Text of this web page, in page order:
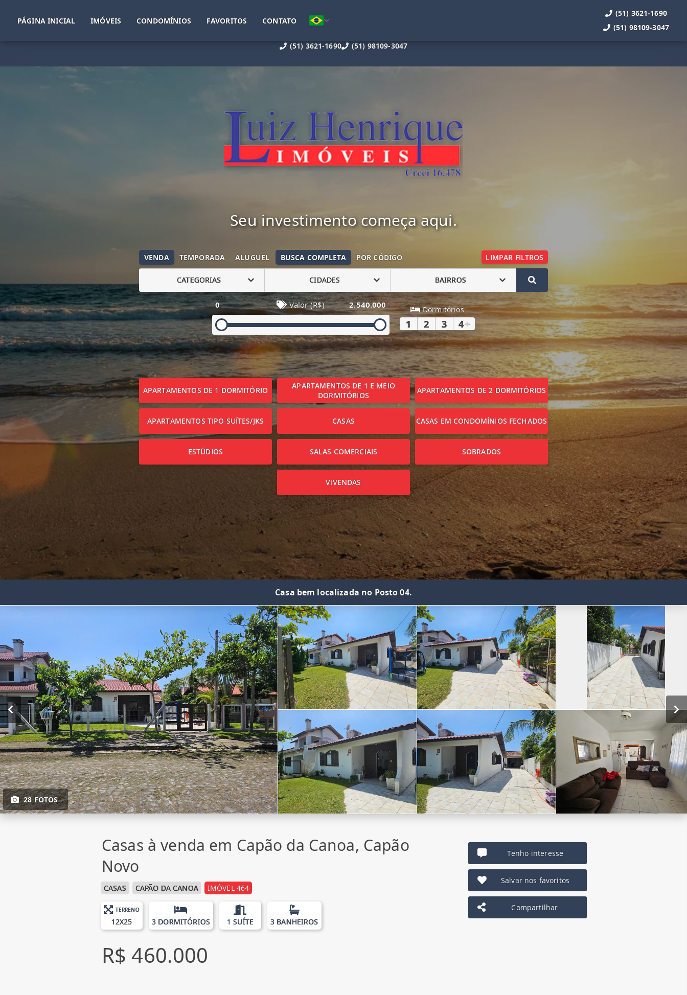
(51) 3621-1690 (51) 98109-3047
PÁGINA INICIAL IMÓVEIS CONDOMÍNIOS FAVORITOS CONTATO
(51) 3621-1690
(51) 98109-3047
Seu investimento começa aqui.
VENDA TEMPORADA ALUGUEL BUSCA COMPLETA POR CÓDIGO LIMPAR FILTROS
CATEGORIAS CIDADES BAIRROS
0 Valor (R$) 2.540.000 Dormitórios
1 2 3 4+
APARTAMENTOS DE 1 DORMITÓRIO
APARTAMENTOS DE 1 E MEIO
DORMITÓRIOS
APARTAMENTOS DE 2 DORMITÓRIOS
APARTAMENTOS TIPO SUÍTES/JKS CASAS CASAS EM CONDOMÍNIOS FECHADOS
ESTÚDIOS SALAS COMERCIAIS SOBRADOS
VIVENDAS
Casa bem localizada no Posto 04.
28 FOTOS
Casas à venda em Capão da Canoa, Capão
Novo
CASAS CAPÃO DA CANOA IMÓVEL 464
TERRENO
12X25 3 DORMITÓRIOS 1 SUÍTE 3 BANHEIROS
R$ 460.000
Tenho interesse
Salvar nos favoritos
Compartilhar